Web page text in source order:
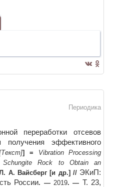
Периодика
переработки отсевов
эффективного
] =
Vibration Processing
Schungite Rock to Obtain an
А. Вайсберг [и др.] // ЭКиП:
России. —2019. — Т. 23,